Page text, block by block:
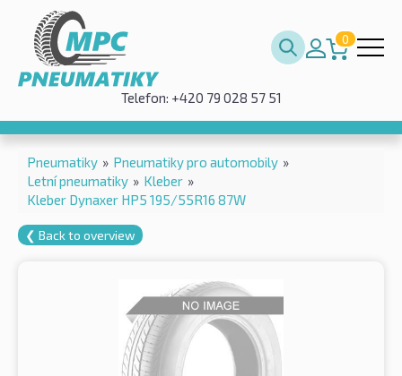
0
Telefon: +420 79 028 57 51
Pneumatiky » Pneumatiky pro automobily »
Letní pneumatiky » Kleber »
Kleber Dynaxer HP5 195/55R16 87W
❮ Back to overview